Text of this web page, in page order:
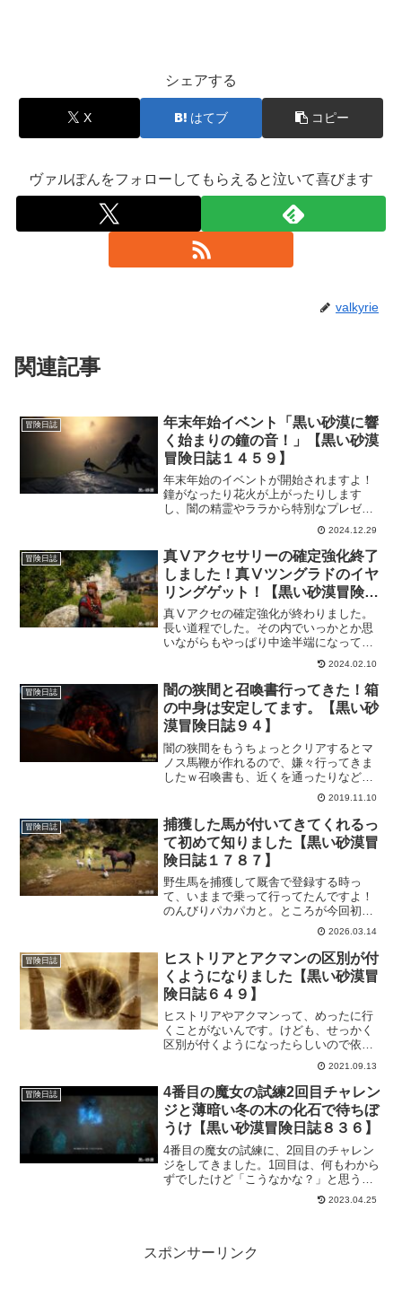
シェアする
X はてブ コピー
ヴァルぽんをフォローしてもらえると泣いて喜びます
valkyrie
関連記事
冒険日誌
年末年始イベント「黒い砂漠に響
く始まりの鐘の音！」【黒い砂漠
冒険日誌１４５９】
年末年始のイベントが開始されますよ！
鐘がなったり花火が上がったりします
し、闇の精霊やララから特別なプレゼン
トももらえるということなので、プレゼ
ントだけでももらいに行かないとです
ね！そして、鐘の音や花火で新しい年を
祝いましょう！
2024.12.29
冒険日誌
真Ⅴアクセサリーの確定強化終了
しました！真Ⅴツングラドのイヤ
リングゲット！【黒い砂漠冒険日
誌７７５】
真Ⅴアクセの確定強化が終わりました。
長い道程でした。その内でいっかとか思
いながらもやっぱり中途半端になってる
のが多くて、少しでも終わらせるものは
終わらせようと思いなおしまして。これ
からも、やりたい事もたくさんあるから
少しずつ進めて、終わらせるようにしな
いと。
2024.02.10
冒険日誌
闇の狭間と召喚書行ってきた！箱
の中身は安定してます。【黒い砂
漠冒険日誌９４】
闇の狭間をもうちょっとクリアするとマ
ノス馬鞭が作れるので、嫌々行ってきま
したｗ召喚書も、近くを通ったりなどつ
いでにこなしてきたんですけど、やっぱ
り箱の中身は安定してますな。
2019.11.10
冒険日誌
捕獲した馬が付いてきてくれるっ
て初めて知りました【黒い砂漠冒
険日誌１７８７】
野生馬を捕獲して厩舎で登録する時っ
て、いままで乗って行ってたんですよ！
のんびりパカパカと。ところが今回初め
て「乗らなくてもだいじょぶ！」ってこ
とを知りました。この部分が面倒で野生
馬の捕獲を避けて冒険者さんは、この方
法なら少しは楽かもです。
2026.03.14
冒険日誌
ヒストリアとアクマンの区別が付
くようになりました【黒い砂漠冒
険日誌６４９】
ヒストリアやアクマンって、めったに行
くことがないんです。けども、せっかく
区別が付くようになったらしいので依頼
をこなしてきました。つい、忘れ物しち
ゃって「あ～あ」となったりもしました
けど、無事依頼完了。これで、どっちか
わかるようになったわけです。
2021.09.13
冒険日誌
4番目の魔女の試練2回目チャレン
ジと薄暗い冬の木の化石で待ちぼ
うけ【黒い砂漠冒険日誌８３６】
4番目の魔女の試練に、2回目のチャレン
ジをしてきました。1回目は、何もわから
ずでしたけど「こうなかな？」と思うと
ころがあったので、今回はそれが正しい
のか確認も含めてのチャレンジです。そ
2023.04.25
スポンサーリンク